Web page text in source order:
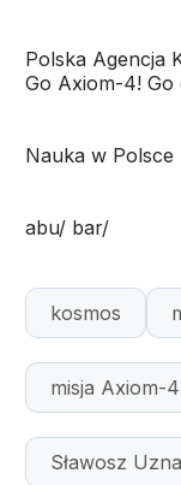
Polska Agencja
Go Axiom-4! Go
Nauka w Polsce
abu/ bar/
kosmos
misja Axiom-4
Sławosz